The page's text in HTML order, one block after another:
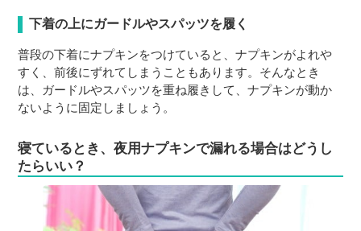
下着の上にガードルやスパッツを履く
普段の下着にナプキンをつけていると、ナプキンがよれや
すく、前後にずれてしまうこともあります。そんなとき
は、ガードルやスパッツを重ね履きして、ナプキンが動か
ないように固定しましょう。
寝ているとき、夜用ナプキンで漏れる場合はどうし
たらいい？